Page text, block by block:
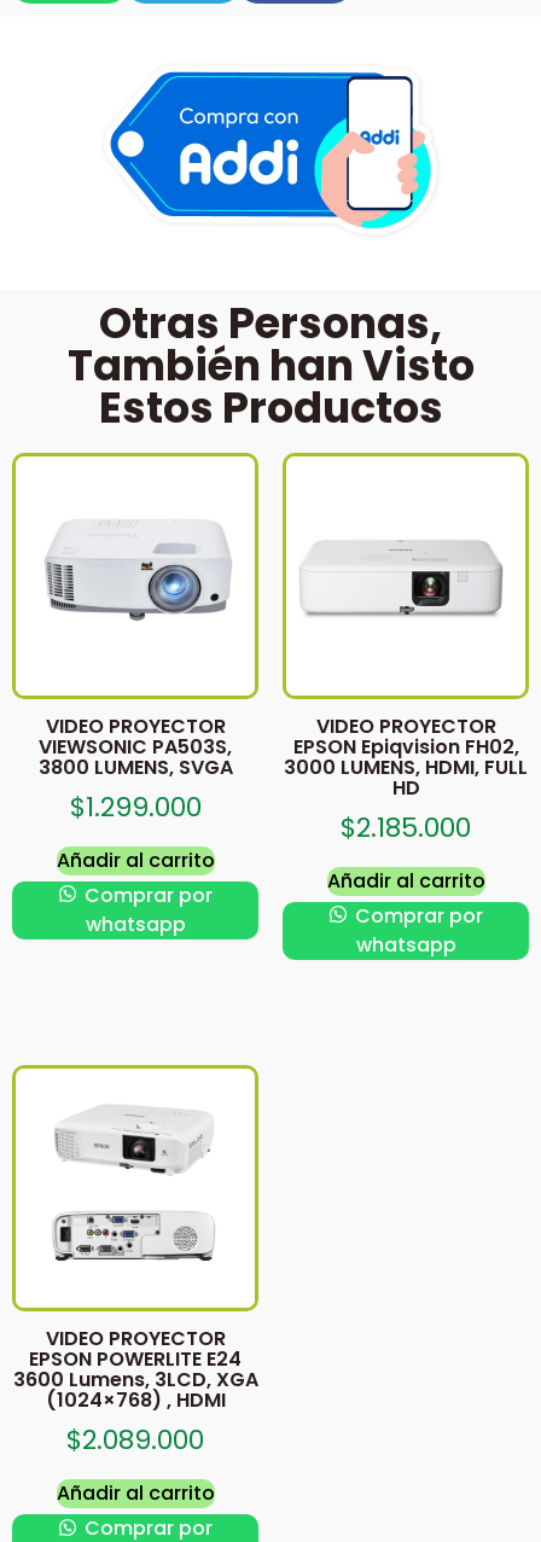
Otras Personas,
También han Visto
Estos Productos
VIDEO PROYECTOR
VIEWSONIC PA503S,
3800 LUMENS, SVGA
$1.299.000
Añadir al carrito
Comprar por
whatsapp
VIDEO PROYECTOR
EPSON Epiqvision FH02,
3000 LUMENS, HDMI, FULL
HD
$2.185.000
Añadir al carrito
Comprar por
whatsapp
VIDEO PROYECTOR
EPSON POWERLITE E24
3600 Lumens, 3LCD, XGA
(1024×768) , HDMI
$2.089.000
Añadir al carrito
Comprar por